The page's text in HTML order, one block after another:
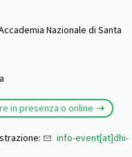
Nazionale di Santa
in presenza o online
info-event[at]dhi-